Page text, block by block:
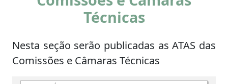
Técnicas
Nesta seção serão publicadas as ATAS das
Comissões e Câmaras Técnicas